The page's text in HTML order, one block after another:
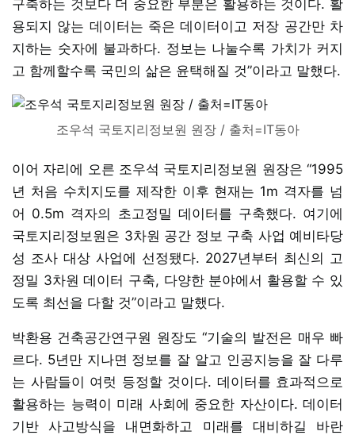
구축하는 것보다 더 중요한 부분은 활용하는 것이다. 활
용되지 않는 데이터는 죽은 데이터이고 저장 공간만 차
지하는 숫자에 불과하다. 정보는 나눌수록 가치가 커지
고 함께할수록 국민의 삶은 윤택해질 것”이라고 말했다.
조우석 국토지리정보원 원장 / 출처=IT동아
이어 자리에 오른 조우석 국토지리정보원 원장은 “1995
년 처음 수치지도를 제작한 이후 현재는 1m 격자를 넘
어 0.5m 격자의 초고정밀 데이터를 구축했다. 여기에
국토지리정보원은 3차원 공간 정보 구축 사업 예비타당
성 조사 대상 사업에 선정됐다. 2027년부터 최신의 고
정밀 3차원 데이터 구축, 다양한 분야에서 활용할 수 있
도록 최선을 다할 것”이라고 말했다.
박환용 건축공간연구원 원장도 “기술의 발전은 매우 빠
르다. 5년만 지나면 정보를 잘 알고 인공지능을 잘 다루
는 사람들이 여럿 등정할 것이다. 데이터를 효과적으로
활용하는 능력이 미래 사회에 중요한 자산이다. 데이터
기반 사고방식을 내면화하고 미래를 대비하길 바란